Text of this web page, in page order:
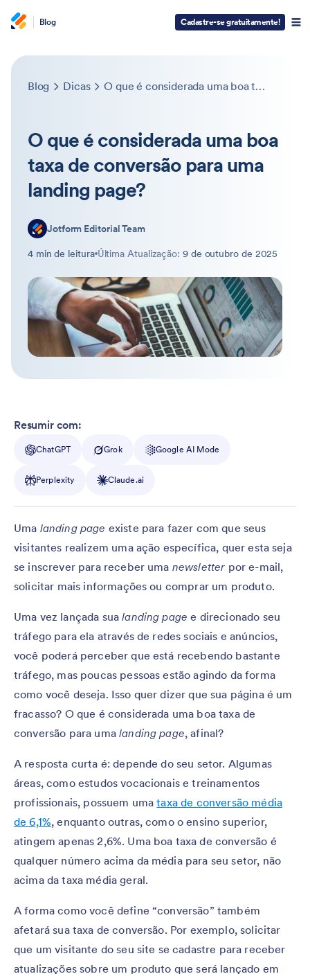
Blog Cadastre-se gratuitamente!
Blog Dicas O que é considerada uma boa taxa de conversão para uma landing page?
O que é considerada uma boa
taxa de conversão para uma
landing page?
Jotform Editorial Team
4 min de leitura Última Atualização: 9 de outubro de 2025
Resumir com:
ChatGPT Grok Google AI Mode
Perplexity Claude.ai
Uma landing page existe para fazer com que seus
visitantes realizem uma ação específica, quer esta seja
se inscrever para receber uma newsletter por e-mail,
solicitar mais informações ou comprar um produto.
Uma vez lançada sualanding page e direcionado seu
tráfego para ela através de redes sociais e anúncios,
você poderá perceber que está recebendo bastante
tráfego, mas poucas pessoas estão agindo da forma
como você deseja. Isso quer dizer que sua página é um
fracasso? O que é considerada uma boa taxa de
conversão para umalanding page, afinal?
A resposta curta é: depende do seu setor. Algumas
áreas, como estudos vocacionais e treinamentos
profissionais, possuem umataxa de conversão média
de 6,1%, enquanto outras, como o ensino superior,
atingem apenas 2,6%. Uma boa taxa de conversão é
qualquer número acima da média para seu setor, não
acima da taxa média geral.
A forma como você define “conversão” também
afetará sua taxa de conversão. Por exemplo, solicitar
que um visitante do seu site se cadastre para receber
atualizações sobre um produto que será lançado em